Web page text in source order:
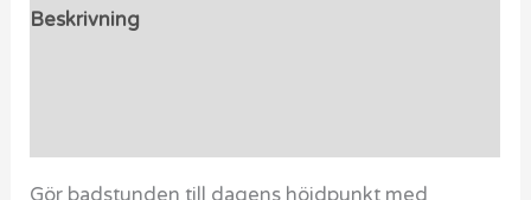
Beskrivning
Gör badstunden till dagens höjdpunkt med